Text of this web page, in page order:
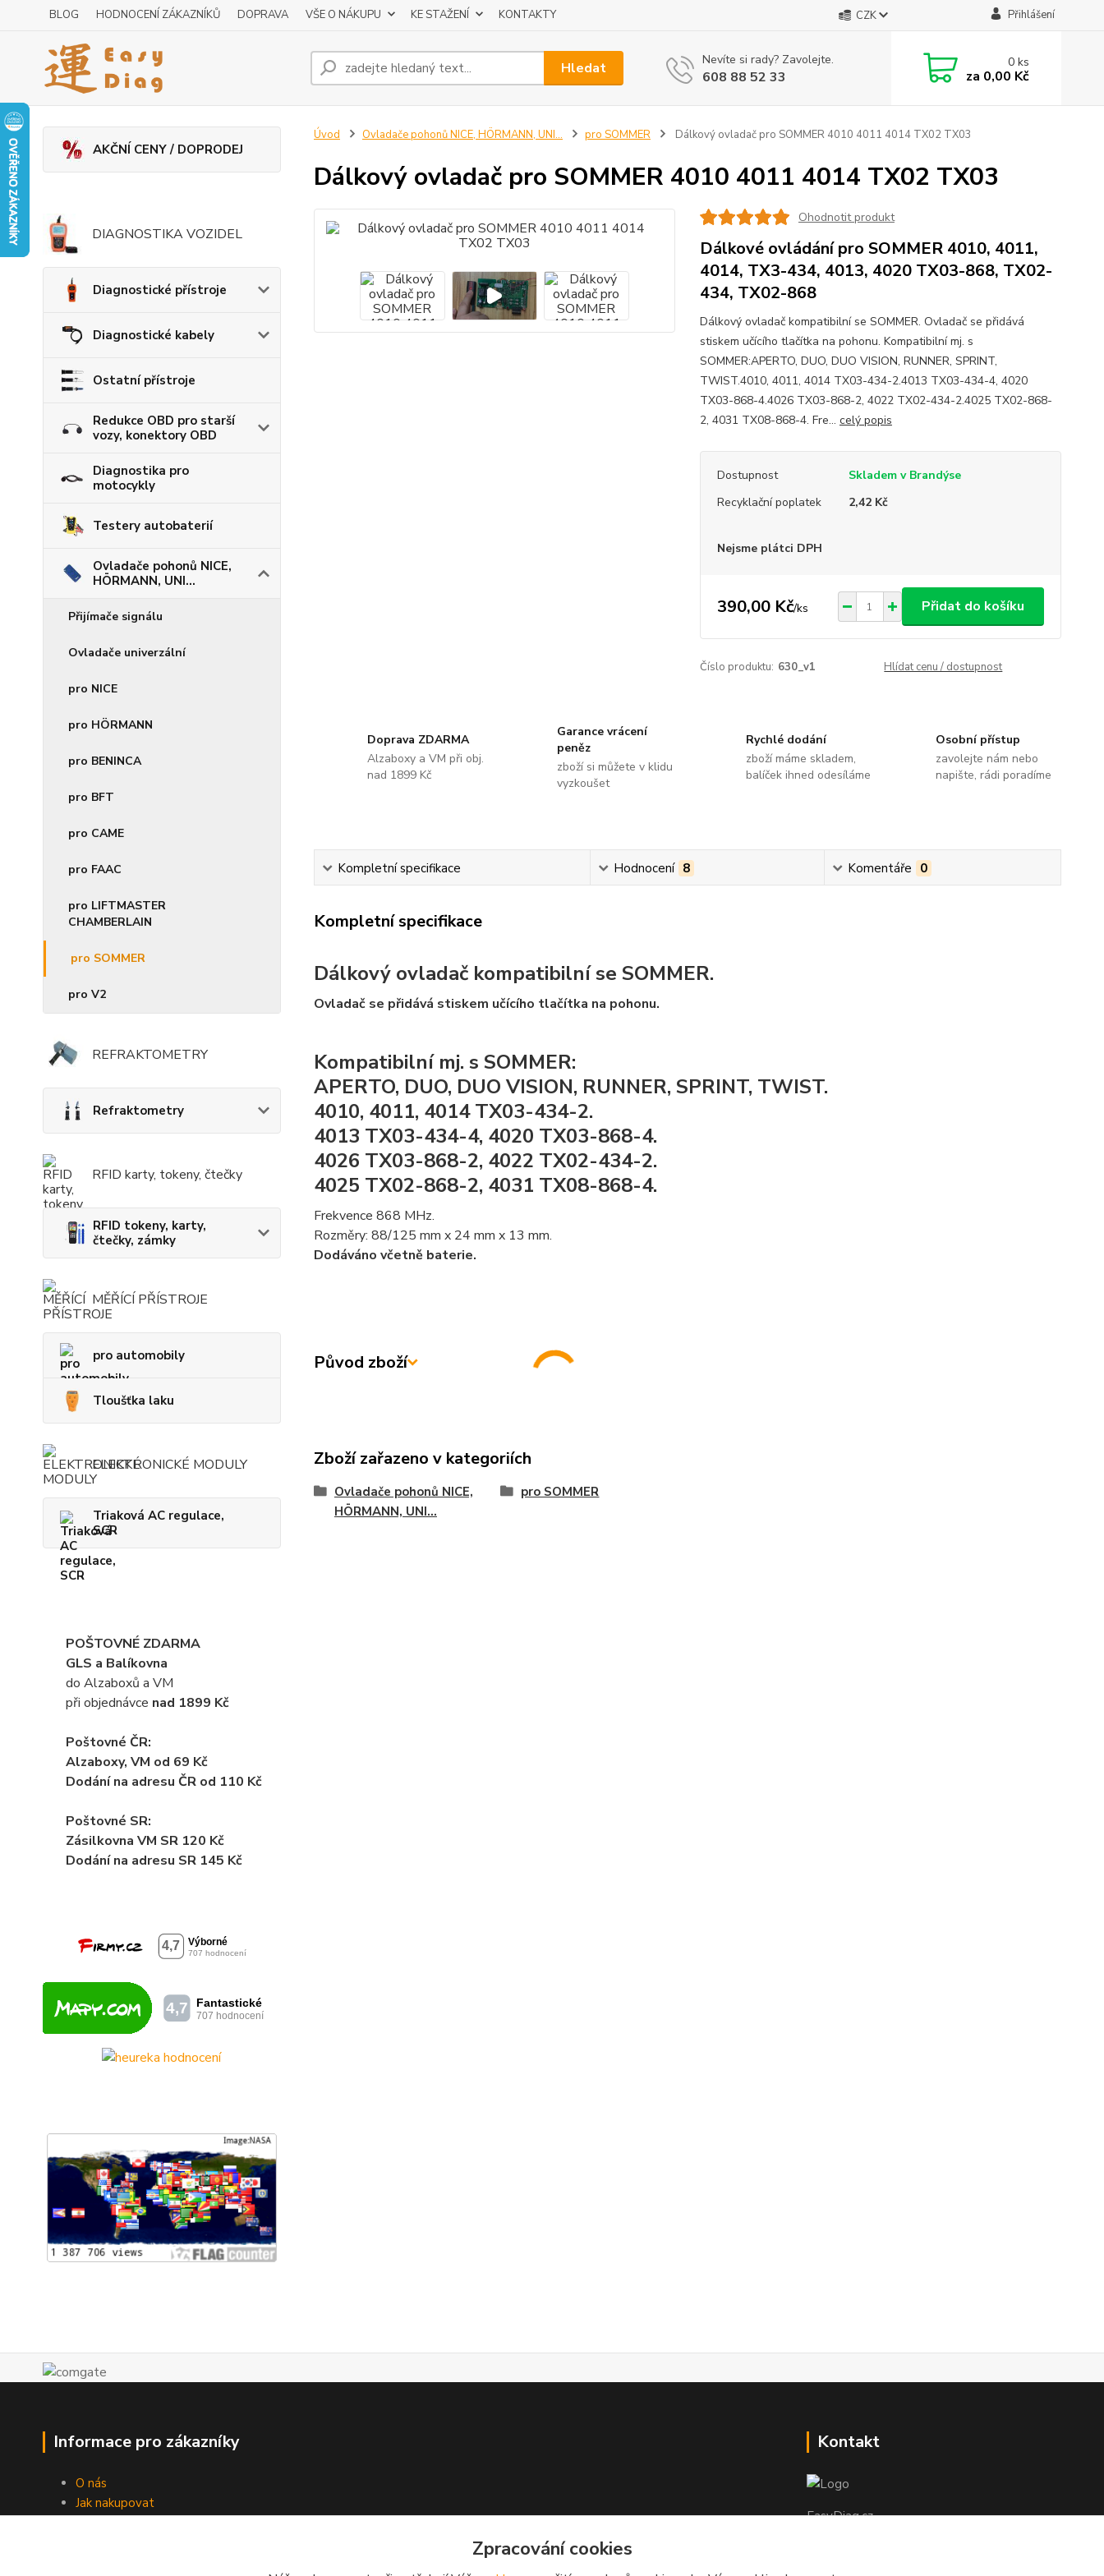
BLOG HODNOCENÍ ZÁKAZNÍKŮ DOPRAVA VŠE O NÁKUPU KE STAŽENÍ KONTAKTY CZK Přihlášení
Hledat Nevíte si rady? Zavolejte.
608 88 52 33
0ks
za 0,00 Kč
AKČNÍ CENY / DOPRODEJ
DIAGNOSTIKA VOZIDEL
Diagnostické přístroje
Diagnostické kabely
Ostatní přístroje
Redukce OBD pro starší
vozy, konektory OBD
Diagnostika pro
motocykly
Testery autobaterií
Ovladače pohonů NICE,
HÖRMANN, UNI...
Přijímače signálu
Ovladače univerzální
pro NICE
pro HÖRMANN
pro BENINCA
pro BFT
pro CAME
pro FAAC
pro LIFTMASTER
CHAMBERLAIN
pro SOMMER
pro V2
REFRAKTOMETRY
Refraktometry
RFID karty, tokeny, čtečky
RFID tokeny, karty,
čtečky, zámky
MĚŘÍCÍ PŘÍSTROJE
pro automobily
Tloušťka laku
ELEKTRONICKÉ MODULY
Triaková AC regulace,
SCR
POŠTOVNÉ ZDARMA
GLS a Balíkovna
do Alzaboxů a VM
při objednávce nad 1899 Kč
Poštovné ČR:
Alzaboxy, VM od 69 Kč
Dodání na adresu ČR od 110 Kč
Poštovné SR:
Zásilkovna VM SR 120 Kč
Dodánína adresu SR 145 Kč
Úvod Ovladače pohonů NICE, HÖRMANN, UNI... pro SOMMER Dálkový ovladač pro SOMMER 4010 4011 4014 TX02 TX03
Dálkový ovladač pro SOMMER 4010 4011 4014 TX02 TX03
Ohodnotit produkt
Dálkové ovládání pro SOMMER 4010, 4011,
4014, TX3-434, 4013, 4020 TX03-868, TX02-
434, TX02-868
Dálkový ovladač kompatibilní se SOMMER. Ovladač se přidává
stiskem učícího tlačítka na pohonu. Kompatibilní mj. s
SOMMER:APERTO, DUO, DUO VISION, RUNNER, SPRINT,
TWIST.4010, 4011, 4014 TX03-434-2.4013 TX03-434-4, 4020
TX03-868-4.4026 TX03-868-2, 4022 TX02-434-2.4025 TX02-868-
2, 4031 TX08-868-4. Fre... celý popis
Dostupnost
Skladem v Brandýse
Recyklační poplatek
2,42 Kč
Nejsme plátci DPH
390,00 Kč/ks Přidat do košíku
Číslo produktu: 630_v1 Hlídat cenu / dostupnost
Doprava ZDARMA
Alzaboxy a VM při obj.
nad 1899 Kč
Garance vrácení
peněz
zboží si můžete v klidu
vyzkoušet
Rychlé dodání
zboží máme skladem,
balíček ihned odesíláme
Osobní přístup
zavolejte nám nebo
napište, rádi poradíme
Kompletní specifikace Hodnocení 8 Komentáře 0
Kompletní specifikace
Dálkový ovladač kompatibilní se SOMMER.
Ovladač se přidává stiskem učícího tlačítka na pohonu.
Kompatibilní mj. s SOMMER:
APERTO, DUO, DUO VISION, RUNNER, SPRINT, TWIST.
4010, 4011, 4014 TX03-434-2.
4013 TX03-434-4, 4020 TX03-868-4.
4026 TX03-868-2, 4022 TX02-434-2.
4025 TX02-868-2, 4031 TX08-868-4.
Frekvence 868 MHz.
Rozměry: 88/125 mm x 24 mm x 13 mm.
Dodáváno včetně baterie.
Původ zboží
Zboží zařazeno v kategoriích
Ovladače pohonů NICE,
HÖRMANN, UNI...
pro SOMMER
Informace pro zákazníky
O nás
Jak nakupovat
Kontakt
EasyDiag.cz
Zpracování cookies